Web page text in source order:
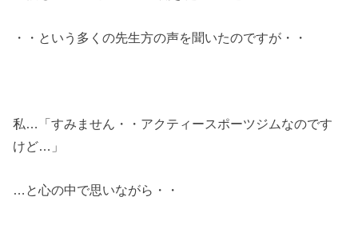
・・という多くの先生方の声を聞いたのですが・・
私…「すみません・・アクティースポーツジムなのです
けど…」
…と心の中で思いながら・・